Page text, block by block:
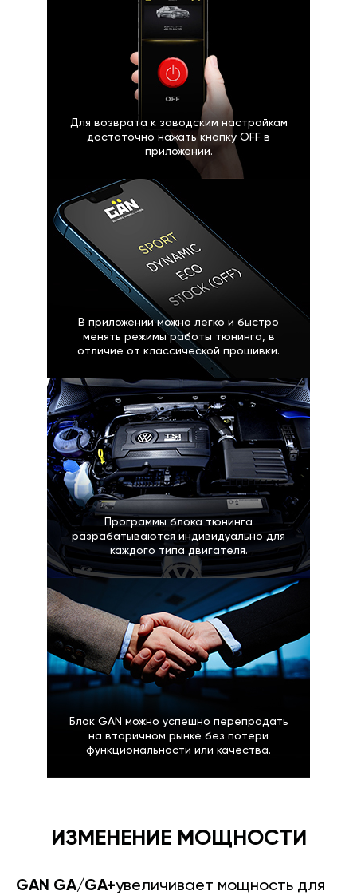
Для возврата к заводским настройкам
достаточно нажать кнопку OFF в
приложении.
В приложении можно легко и быстро
менять режимы работы тюнинга, в
отличие от классической прошивки.
Программы блока тюнинга
разрабатываются индивидуально для
каждого типа двигателя.
Блок GAN можно успешно перепродать
на вторичном рынке без потери
функциональности или качества.
ИЗМЕНЕНИЕ МОЩНОСТИ
GAN GA/GA+увеличивает мощность для